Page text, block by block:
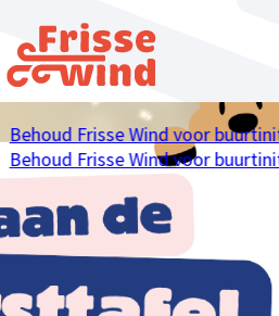
Behoud Frisse Wind voor
Behoud Frisse Wind voor